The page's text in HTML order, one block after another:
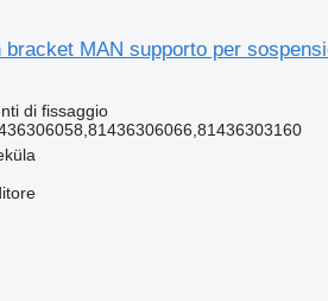
MAN supporto per
di fissaggio